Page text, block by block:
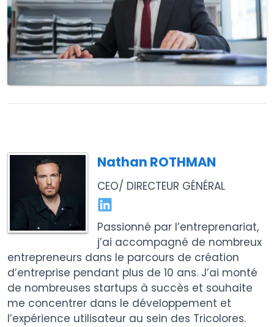
Nathan ROTHMAN
CEO/ DIRECTEUR GÉNÉRAL
Passionné par l’entreprenariat,
j’ai accompagné de nombreux
entrepreneurs dans le parcours de création
d’entreprise pendant plus de 10 ans. J’ai monté
de nombreuses startups à succès et souhaite
me concentrer dans le développement et
l’expérience utilisateur au sein des Tricolores.